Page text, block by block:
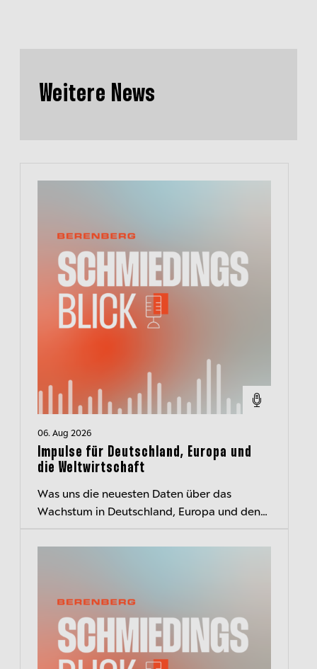
Weitere News
06. Aug 2026
Impulse für Deutschland, Europa und
die Weltwirtschaft
Was uns die neuesten Daten über das
Wachstum in Deutschland, Europa und den